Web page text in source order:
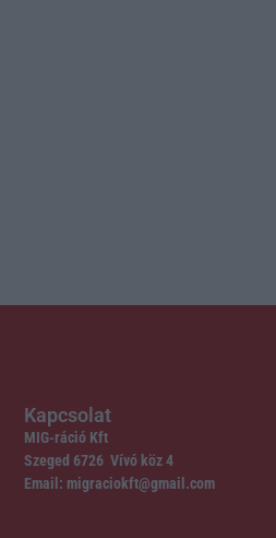
Kapcsolat
MIG-ráció Kft
Szeged 6726 Vívó köz 4
Email: migraciokft@gmail.com